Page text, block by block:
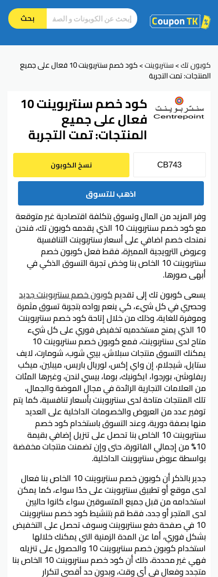
بحث
كوبون تك>سنتربوينت> كود خصم سنتربوينت 10 فعال على جميع
المنتجات: تمت التجربة
كود خصم سنتربوينت 10
فعال على جميع
المنتجات: تمت التجربة
نسخ الكوبون
اذهب للتسوق
وفر المزيد من المال وتسوق بتكلفة اقتصادية غير متوقعة
مع كود خصم سنتربوينت 10 الذي يقدمه كوبون تك، فنحن
نمنحك خصم اضافي على أسعار سنتربوينت التنافسية
وعروض الترويجية المميزة، فقط فعل كوبون خصم
سنتربوينت 10 الخاص بنا وخض تجربة التسوق الذكي في
أبهى صورها.
يسعى كوبون تك إلى تقديمكوبون خصم سنتربوينت جديد
وحصري في كل شيء، كي ينعم رواده بتجربة تسوق مثمرة
وموفرة للغاية، وذلك من خلال إتاحة كود خصم سنتربوينت
10 الذي يمنح مستخدميه تخفيض فوري على كل شيء
متاح لدى سنتربوينت، فمع كوبون خصم سنتربوينت 10
يمكنك التسوق منتجات سبلاش، بيبي شوب، شومارت، لايف
ستايل، شيجلام، إن واي إكس، لوريال باريس، ميبلين، ميكب
ريفلوشن، بورجوا، ايكونيك، بوما، بيسي لندن، وغيرها المئات
من العلامات التجارية الرائدة في مجال الموضة والجمال،
تلك المنتجات متاحة لدى سنتربوينت بأسعار تنافسية، كما يتم
توفير عدد من العروض والخصومات الداخلية على العديد
منها بصفة دورية، وعند التسوق باستخدام كود خصم
سنتربوينت 10 الخاص بنا تحصل على تنزيل إضافي بقيمة
10% من إجمالي الفاتورة، حتى وإن تضمنت منتجات مخفضة
بواسطة عروض سنتربوينت الداخلية.
جدير بالذكر أن كوبون خصم سنتربوينت 10 الخاص بنا فعال
لدى موقع أو تطبيق سنتربوينت على حدًا سواء، كما يمكن
استخدامه من قبل جميع المتسوقين سواء كانوا حاليين
لدى المتجر أو جدد، فقط قم بتنشيط كود خصم سنتربوينت
10 في صفحة دفع سنتربوينت وسوف تحصل على التخفيض
بشكل فوري، أما عن المدة الزمنية التي يمكنك خلالها
استخدام كوبون خصم سنتربوينت 10 والحصول على تنزيله
فهي غير محددة، ذلك أن كود خصم سنتربوينت 10 الخاص بنا
متجدد وفعال في أي وقت، وبدون حد أقصى لتكرار